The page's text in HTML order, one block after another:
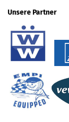
Unsere Partner